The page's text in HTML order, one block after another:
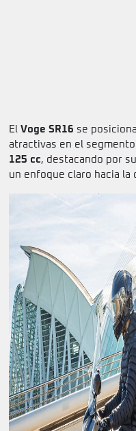
El Voge SR16 se
atractivas en el
125 cc, destacando por
un enfoque claro hacia la